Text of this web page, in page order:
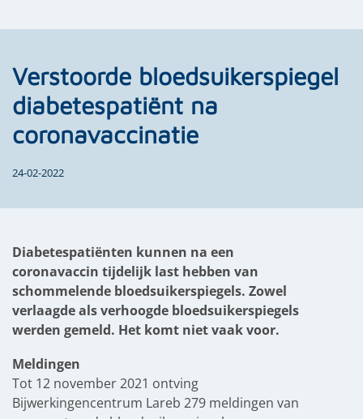
Verstoorde bloedsuikerspiegel
diabetespatiënt na
coronavaccinatie
24-02-2022
Diabetespatiënten kunnen na een
coronavaccin tijdelijk last hebben van
schommelende bloedsuikerspiegels. Zowel
verlaagde als verhoogde bloedsuikerspiegels
werden gemeld. Het komt niet vaak voor.
Meldingen
Tot 12 november 2021 ontving
Bijwerkingencentrum Lareb 279 meldingen van